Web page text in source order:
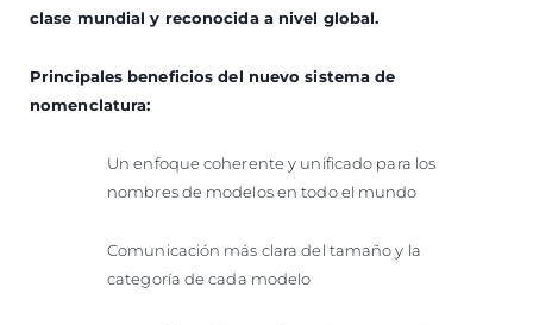
clase mundial y reconocida a nivel global.
Principales beneficios del nuevo sistema de
nomenclatura:
Un enfoque coherente y unificado para los
nombres de modelos en todo el mundo
Comunicación más clara del tamaño y la
categoría de cada modelo